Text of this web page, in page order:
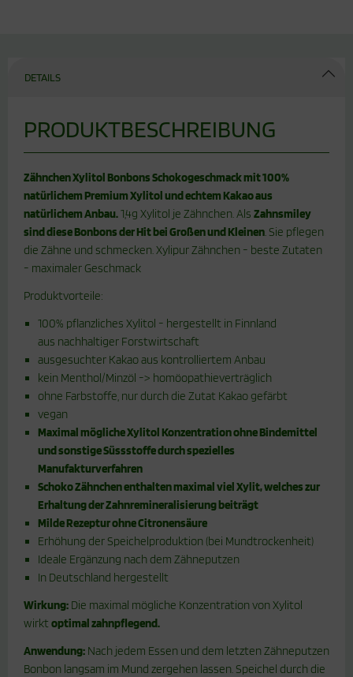
DETAILS
PRODUKTBESCHREIBUNG
Zähnchen Xylitol Bonbons Schokogeschmack mit 100%
natürlichem Premium Xylitol und echtem Kakao aus
natürlichem Anbau.1,4g Xylitol je Zähnchen. Als Zahnsmiley
sind diese Bonbons der Hit bei Großen und Kleinen. Sie pflegen
die Zähne und schmecken. Xylipur Zähnchen - beste Zutaten
- maximaler Geschmack
Produktvorteile:
100% pflanzliches Xylitol - hergestellt in Finnland
aus nachhaltiger Forstwirtschaft
ausgesuchter Kakao aus kontrolliertem Anbau
kein Menthol/Minzöl -> homöopathieverträglich
ohne Farbstoffe, nur durch die Zutat Kakao gefärbt
vegan
Maximal mögliche Xylitol Konzentration ohne Bindemittel
und sonstige Süssstoffe durch spezielles
Manufakturverfahren
Schoko Zähnchen enthalten maximal viel Xylit, welches zur
Erhaltung der Zahnremineralisierung beiträgt
Milde Rezeptur ohne Citronensäure
Erhöhung der Speichelproduktion (bei Mundtrockenheit)
Ideale Ergänzung nach dem Zähneputzen
In Deutschland hergestellt
Wirkung: Die maximal mögliche Konzentration von Xylitol
wirkt optimal zahnpflegend.
Anwendung: Nach jedem Essen und dem letzten Zähneputzen
Bonbon langsam im Mund zergehen lassen. Speichel durch die